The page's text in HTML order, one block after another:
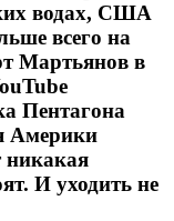
водах, США
всего на
Мартьянов в
Пентагона
Америки
никакая
И уходить не